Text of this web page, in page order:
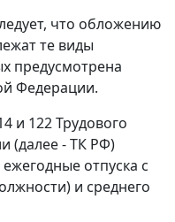
что обложению
те виды
предусмотрена
Федерации.
и 122Трудового
(далее - ТК РФ)
отпуска с
и среднего